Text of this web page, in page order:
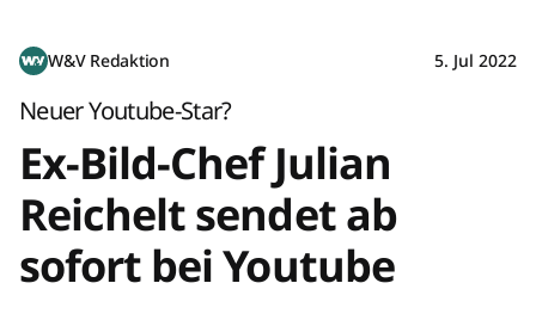
W&V Redaktion 5. Jul 2022
Neuer Youtube-Star?
Ex-Bild-Chef Julian
Reichelt sendet ab
sofort bei Youtube